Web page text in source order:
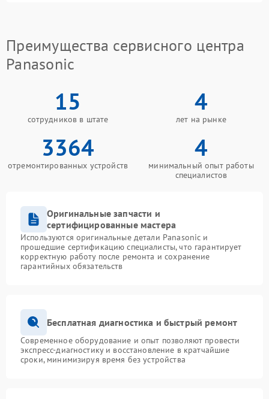
Преимущества сервисного центра
Panasonic
15
сотрудников в штате
4
лет на рынке
3364
отремонтированных устройств
4
минимальный опыт работы
специалистов
Оригинальные запчасти и
сертифицированные мастера
Используются оригинальные детали Panasonic и
прошедшие сертификацию специалисты, что гарантирует
корректную работу после ремонта и сохранение
гарантийных обязательств
Бесплатная диагностика и быстрый ремонт
Современное оборудование и опыт позволяют провести
экспресс-диагностику и восстановление в кратчайшие
сроки, минимизируя время без устройства